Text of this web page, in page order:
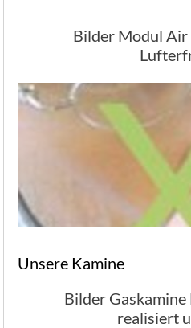
Bilder Modul
Unsere Kamine
Bilder Gaskamine
realisiert